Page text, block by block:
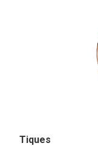
Tiques